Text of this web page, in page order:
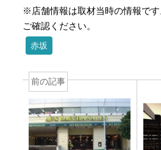
※店舗情報は取材当時の情報で
ご確認ください。
赤坂
前の記事